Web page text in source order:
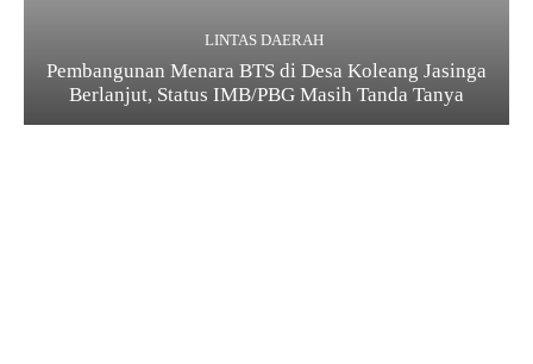
LINTAS DAERAH
Pembangunan Menara BTS di Desa Koleang Jasinga
Berlanjut, Status IMB/PBG Masih Tanda Tanya